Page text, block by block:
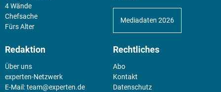
4 Wände
Chefsache
Fürs Alter
Mediadaten 2026
Redaktion
Über uns
experten-Netzwerk
E-Mail:team@experten.de
Rechtliches
Abo
Kontakt
Datenschutz